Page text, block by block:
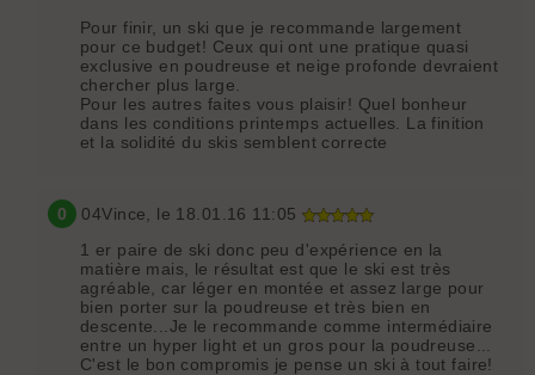
Pour finir, un ski que je recommande largement
pour ce budget! Ceux qui ont une pratique quasi
exclusive en poudreuse et neige profonde devraient
chercher plus large.
Pour les autres faites vous plaisir! Quel bonheur
dans les conditions printemps actuelles. La finition
et la solidité du skis semblent correcte
0 04Vince , le 18.01.16 11:05
1 er paire de ski donc peu d'expérience en la
matière mais, le résultat est que le ski est très
agréable, car léger en montée et assez large pour
bien porter sur la poudreuse et très bien en
descente...Je le recommande comme intermédiaire
entre un hyper light et un gros pour la poudreuse...
C'est le bon compromis je pense un ski à tout faire!